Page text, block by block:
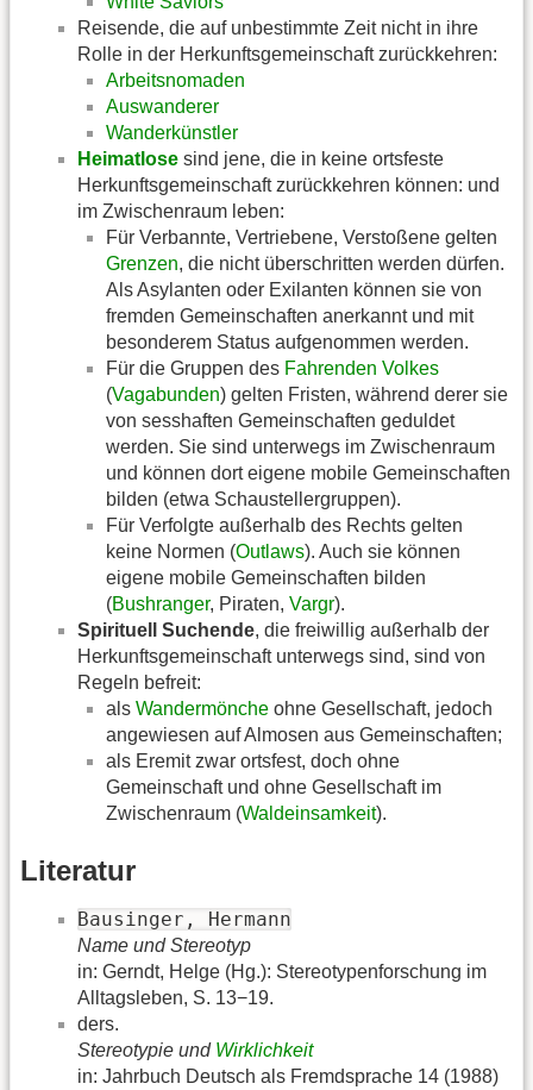
Reisende, die auf unbestimmte Zeit nicht in ihre
Rolle in der Herkunftsgemeinschaft zurückkehren:
Arbeitsnomaden
Auswanderer
Wanderkünstler
Heimatlose sind jene, die in keine ortsfeste
Herkunftsgemeinschaft zurückkehren können: und
im Zwischenraum leben:
Für Verbannte, Vertriebene, Verstoßene gelten
Grenzen, die nicht überschritten werden dürfen.
Als Asylanten oder Exilanten können sie von
fremden Gemeinschaften anerkannt und mit
besonderem Status aufgenommen werden.
Für die Gruppen des Fahrenden Volkes
(Vagabunden) gelten Fristen, während derer sie
von sesshaften Gemeinschaften geduldet
werden. Sie sind unterwegs im Zwischenraum
und können dort eigene mobile Gemeinschaften
bilden (etwa Schaustellergruppen).
Für Verfolgte außerhalb des Rechts gelten
keine Normen (Outlaws). Auch sie können
eigene mobile Gemeinschaften bilden
(Bushranger, Piraten, Vargr).
Spirituell Suchende, die freiwillig außerhalb der
Herkunftsgemeinschaft unterwegs sind, sind von
Regeln befreit:
als Wandermönche ohne Gesellschaft, jedoch
angewiesen auf Almosen aus Gemeinschaften;
als Eremit zwar ortsfest, doch ohne
Gemeinschaft und ohne Gesellschaft im
Zwischenraum (Waldeinsamkeit).
Literatur
Bausinger, Hermann
Name und Stereotyp
in: Gerndt, Helge (Hg.): Stereotypenforschung im
Alltagsleben, S. 13−19.
ders.
Stereotypie und Wirklichkeit
in: Jahrbuch Deutsch als Fremdsprache 14 (1988)